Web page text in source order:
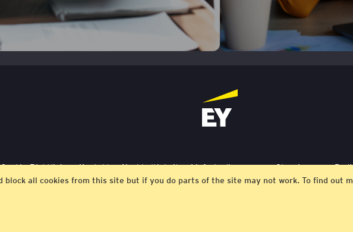
block all cookies from this site but if you do parts of the site may not work. To find out
Cookie-Richtlinie Kontakt Nachhaltigkeit Lieferbedingungen Stornierung